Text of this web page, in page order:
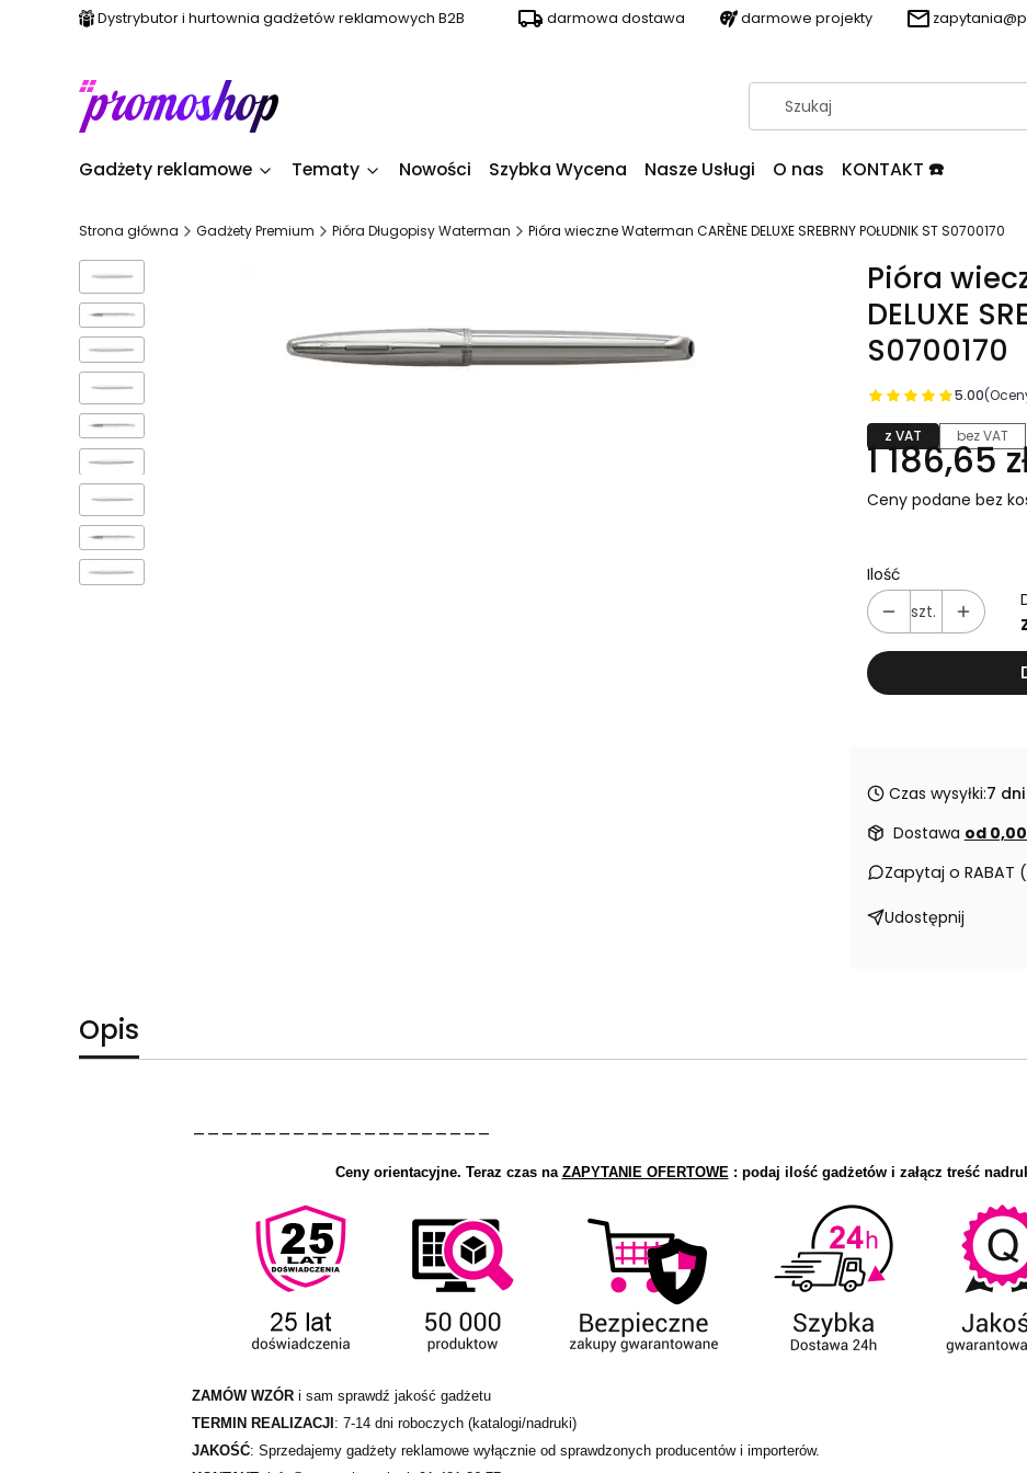
Dystrybutor i hurtownia gadżetów reklamowych B2B darmowa dostawa darmowe projekty
Gadżety reklamowe Tematy Nowości Szybka Wycena Nasze Usługi O nas KONTAKT ☎️
Strona główna Gadżety Premium Pióra Długopisy Waterman Pióra wieczne Waterman CARÈNE DELUXE SREBRNY POŁUDNIK ST S0700170
Pióra
DELUXE
S0700170
5.00
z VAT bez VAT
1 186,65
Ceny podane bez
Ilość
szt.
Czas wysyłki:7
Dostawa od 0,00
Zapytaj o RABAT
Udostępnij
Opis
Ceny orientacyjne. Teraz czas na ZAPYTANIE OFERTOWE: podaj ilość gadżetów i załącz treść
ZAMÓW WZÓRi sam sprawdź jakość gadżetu
TERMIN REALIZACJI : 7-14 dni roboczych (katalogi/nadruki)
JAKOŚĆ: Sprzedajemy gadżety reklamowe wyłącznie od sprawdzonych producentów i importerów.